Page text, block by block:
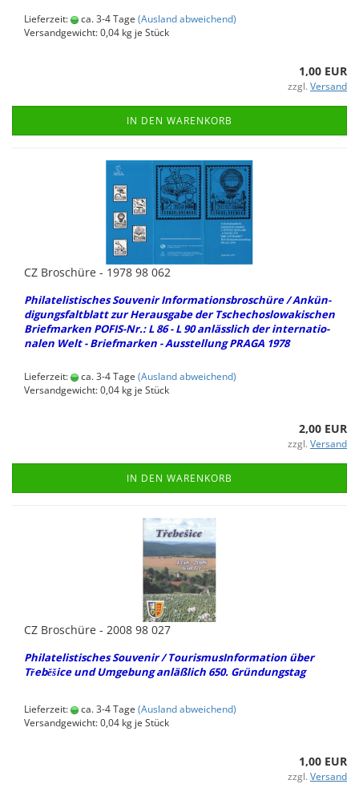
Lieferzeit: ca. 3-4 Tage (Ausland abweichend)
Versandgewicht:0,04 kg je Stück
1,00 EUR
zzgl. Versand
IN DEN WARENKORB
CZ Bro­schü­re - 1978 98 062
Phil­ate­lis­ti­sches Sou­ve­nir In­for­ma­ti­ons­bro­schü­re / An­kün­
di­gungs­falt­blatt zur Her­aus­ga­be der Tsche­cho­slo­wa­ki­schen
Brief­mar­ken POFIS-​Nr.: L 86 - L 90 an­läss­lich der in­ter­na­tio­
na­len Welt - Brief­mar­ken - Aus­stel­lung PRAGA 1978
Lieferzeit: ca. 3-4 Tage (Ausland abweichend)
Versandgewicht:0,04 kg je Stück
2,00 EUR
zzgl. Versand
IN DEN WARENKORB
CZ Bro­schü­re - 2008 98 027
Phil­ate­lis­ti­sches Sou­ve­nir / Tou­ris­mus­In­for­ma­ti­on über
Třeběšice und Um­ge­bung an­läß­lich 650. Grün­dungs­tag
Lieferzeit: ca. 3-4 Tage (Ausland abweichend)
Versandgewicht:0,04 kg je Stück
1,00 EUR
zzgl. Versand